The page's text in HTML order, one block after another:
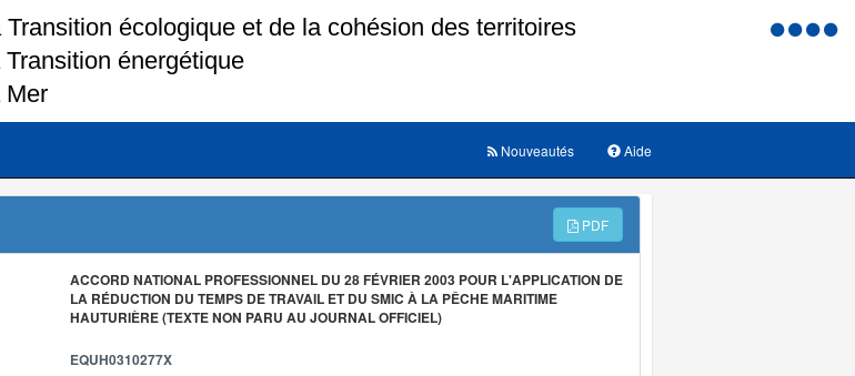
Menu
Aide
Nouveautés
PDF
ACCORD NATIONAL PROFESSIONNEL DU 28 FÉVRIER 2003 POUR L'APPLICATION DE
LA RÉDUCTION DU TEMPS DE TRAVAIL ET DU SMIC À LA PÊCHE MARITIME
HAUTURIÈRE (TEXTE NON PARU AU JOURNAL OFFICIEL)
EQUH0310277X